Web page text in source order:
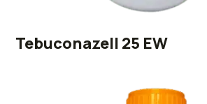
Tebuconazell 25 EW